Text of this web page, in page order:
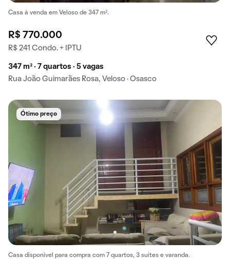
Casa à venda em Veloso de 347 m².
R$ 770.000
R$ 241 Condo. + IPTU
347 m² · 7 quartos · 5 vagas
Rua João Guimarães Rosa, Veloso · Osasco
Ótimo preço
Casa disponível para compra com 7 quartos, 3 suítes e varanda.